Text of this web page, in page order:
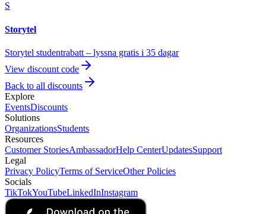
S
Storytel
Storytel studentrabatt – lyssna gratis i 35 dagar
View discount code
Back to all discounts
Explore
EventsDiscounts
Solutions
OrganizationsStudents
Resources
Customer StoriesAmbassadorHelp CenterUpdatesSupport
Legal
Privacy PolicyTerms of ServiceOther Policies
Socials
TikTokYouTubeLinkedInInstagram